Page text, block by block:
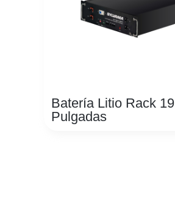
Batería Litio Rack 19
Pulgadas